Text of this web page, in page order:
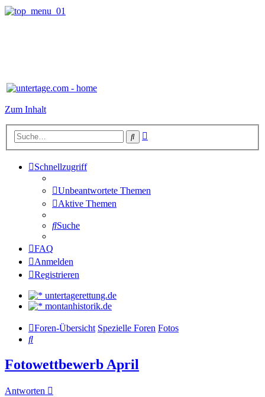
Zum Inhalt
Suche
Schnellzugriff
Unbeantwortete Themen
Aktive Themen
Suche
FAQ
Anmelden
Registrieren
untertagerettung.de
montanhistorik.de
Foren-Übersicht Spezielle Foren Fotos
Suche
Fotowettbewerb April
Antworten